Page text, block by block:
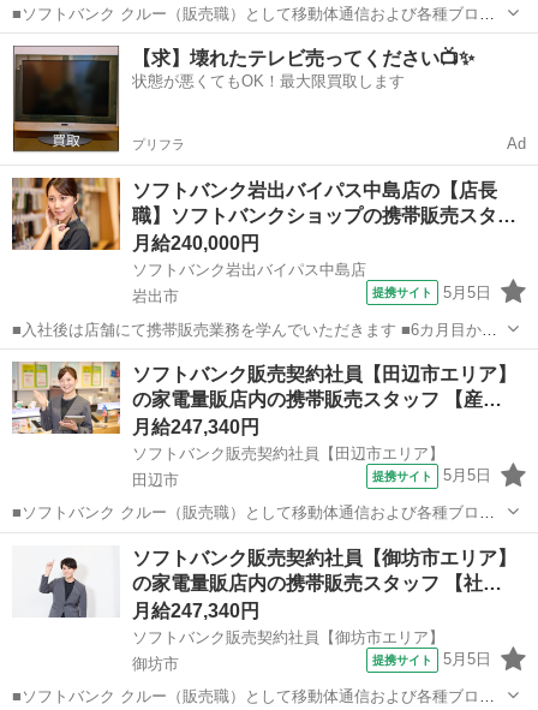
■ソフトバンク クルー（販売職）として移動体通信および各種ブロー
ドバンドサービスの提案・販売をお任せします。 【具体的な業務内
容】 ・スマートフォンなどの販売 ・新規加入やプラン変更の事務手続
き ・その他、各種商品・サービ...
和歌山 新宮市 その他
【求】壊れたテレビ売ってください📺✨
状態が悪くてもOK！最大限買取します
プリフラ Ad
ソフトバンク岩出バイパス中島店の【店長
職】ソフトバンクショップの携帯販売スタ
ッ…
月給240,000円
ソフトバンク岩出バイパス中島店
岩出市
提携サイト 5月5日
■入社後は店舗にて携帯販売業務を学んでいただきます ■6カ月目から
は副店長として店長の補佐として店舗運営を学んでいただきます ■1年
目からは店長として1店舗をお任せし店舗運営をお願いします ※能力
に応じて期間は異なります...
和歌山 岩出市 その他
ソフトバンク販売契約社員【田辺市エリア】
の家電量販店内の携帯販売スタッフ 【産…
月給247,340円
ソフトバンク販売契約社員【田辺市エリア】
田辺市
提携サイト 5月5日
■ソフトバンク クルー（販売職）として移動体通信および各種ブロー
ドバンドサービスの提案・販売をお任せします。 【具体的な業務内
容】 ・スマートフォンなどの販売 ・新規加入やプラン変更の事務手続
き ・その他、各種商品・サービ...
その他
ソフトバンク販売契約社員【御坊市エリア】
の家電量販店内の携帯販売スタッフ 【社…
月給247,340円
ソフトバンク販売契約社員【御坊市エリア】
御坊市
提携サイト 5月5日
■ソフトバンク クルー（販売職）として移動体通信および各種ブロー